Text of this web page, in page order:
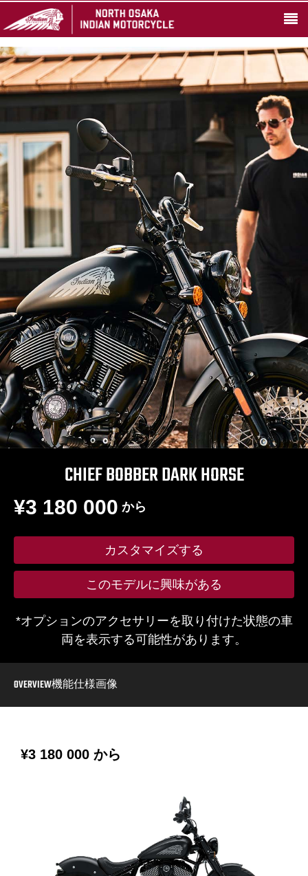
CHIEF BOBBER DARK HORSE
から
¥3 180 000
カスタマイズする
このモデルに興味がある
*オプションのアクセサリーを取り付けた状態の車
両を表示する可能性があります。
OVERVIEW機能仕様画像
から
¥3 180 000